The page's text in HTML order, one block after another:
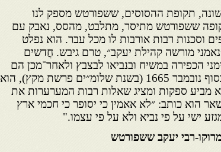
תקופת ההסוסים, ששפורטש מספק לנו
ששפורטש מתיסר, מתלבט, מהסס, נאבק עם
וסכנות רבות אורבות לו מכל עבר. הוא נפלט
מורשה קהילת יעקב״, טרם גיבש. חֳדשים
הכפירה במשיח ובנביאו לבצבץ ולאחר־מכן הם
מכרס­מים בו ומטרידים אותו. כבר בסוף נובמבר 1665 (בשנת שלומ״ים פרשת מקץ), הוא
מביע ספקות ומציג שאלות רבות המערערות את
הוא כותב: ״לא אאמין כי יסופר כי חכמי ארץ
ישי על פי נביא ולא על פי עצמו."
רבי יעקב ששפורטש